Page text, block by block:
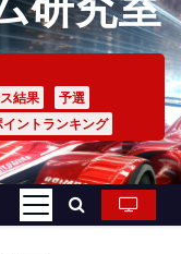
結果
予選
イントランキング